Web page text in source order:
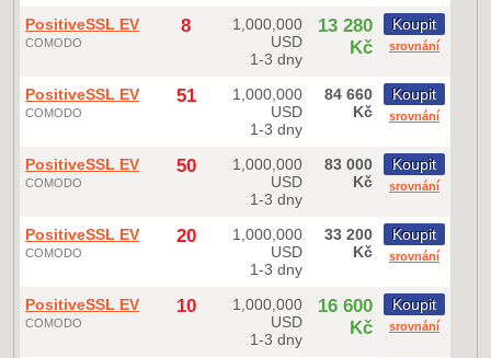
PositiveSSL EV
COMODO
8
1,000,000
USD
1-3 dny
13 280
Kč
Koupit
srovnání
PositiveSSL EV
COMODO
51
1,000,000
USD
1-3 dny
84 660
Kč
Koupit
srovnání
PositiveSSL EV
COMODO
50
1,000,000
USD
1-3 dny
83 000
Kč
Koupit
srovnání
PositiveSSL EV
COMODO
20
1,000,000
USD
1-3 dny
33 200
Kč
Koupit
srovnání
PositiveSSL EV
COMODO
10
1,000,000
USD
1-3 dny
16 600
Kč
Koupit
srovnání